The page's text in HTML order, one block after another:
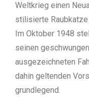
Weltkrieg einen
stilisierte
Im Oktober 1948
seinen
ausgezeichneten
dahin geltenden
grundlegend.